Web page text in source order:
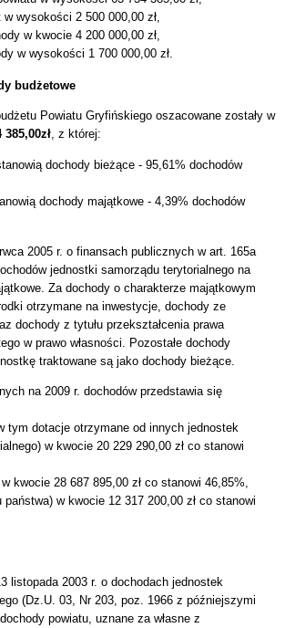
wysokości 2 500 000,00 zł,
w kwocie 4 200 000,00 zł,
w wysokości 1 700 000,00 zł.
budżetowe
Powiatu Gryfińskiego oszacowane zostały w
385,00zł, z której:
dochody bieżące - 95,61% dochodów
dochody majątkowe - 4,39% dochodów
2005 r. o finansach publicznych w art. 165a
jednostki samorządu terytorialnego na
Za dochody o charakterze majątkowym
otrzymane na inwestycje, dochody ze
dochody z tytułu przekształcenia prawa
w prawo własności. Pozostałe dochody
traktowane są jako dochody bieżące.
na 2009 r. dochodów przedstawia się
tym dotacje otrzymane od innych jednostek
w kwocie 20 229 290,00 zł co stanowi
kwocie 28 687 895,00 zł co stanowi 46,85%,
w kwocie 12 317 200,00 zł co stanowi
listopada 2003 r. o dochodach jednostek
(Dz.U. 03, Nr 203, poz. 1966 z późniejszymi
powiatu, uznane za własne z